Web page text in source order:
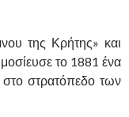
της Κρήτης» και
το 1881 ένα
στο στρατόπεδο των